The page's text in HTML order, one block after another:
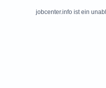
jobcenter.info ist ein